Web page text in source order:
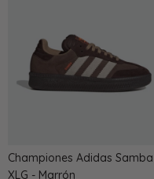
Championes Adidas Samba
XLG - Marrón